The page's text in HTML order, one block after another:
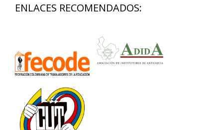
ENLACES RECOMENDADOS: